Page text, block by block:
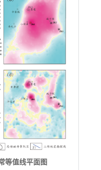
等值线平面图